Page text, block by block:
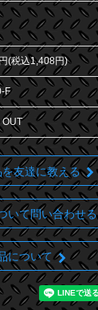
(税込1,408円)
F
OUT
を友達に教える
いて問い合わせる
について